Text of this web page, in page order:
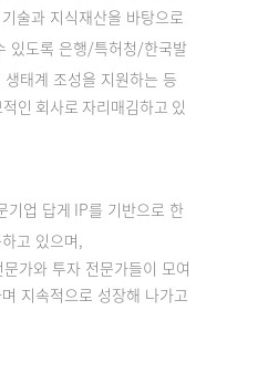
술과 지식재산을 바탕으로
있도록 은행/특허청/한국발
생태계 조성을 지원하는 등
인 회사로 자리매김하고 있
기업 답게 IP를 기반으로 한
고 있으며,
문가와 투자 전문가들이 모여
지속적으로 성장해 나가고